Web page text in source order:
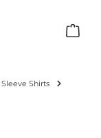
Shirts